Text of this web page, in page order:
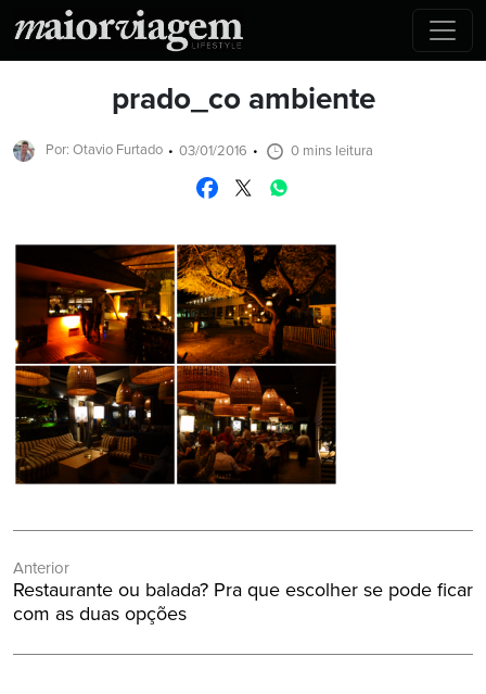
prado_co ambiente
Por: Otavio Furtado 03/01/2016 0 mins leitura
de
Post
Anterior
Post
Anterior:
Restaurante ou balada? Pra que escolher se pode ficar
com as duas opções